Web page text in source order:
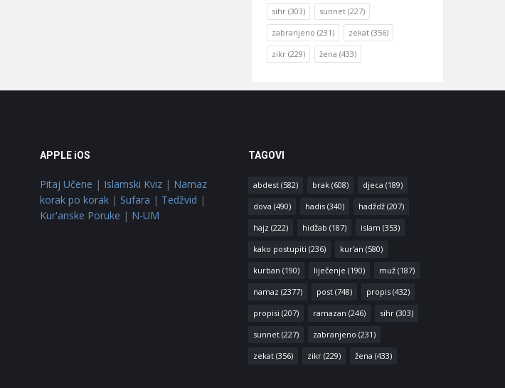
sihr (303) sunnet (227)
zabranjeno (231) zekat (356)
zikr (229) žena (433)
APPLE iOS
Pitaj Učene | Islamski Kviz | Namaz
korak po korak | Sufara | Tedžvid |
Kur'anske Poruke | N-UM
TAGOVI
abdest(582) brak(608) djeca (189)
dova (490) hadis(340) hadždž(207)
hajz (222) hidžab (187) islam (353)
kako postupiti (236) kur'an (580)
kurban (190) liječenje (190) muž(187)
namaz (2377) post(748) propis(432)
propisi (207) ramazan (246) sihr(303)
sunnet(227) zabranjeno (231)
zekat(356) zikr(229) žena (433)